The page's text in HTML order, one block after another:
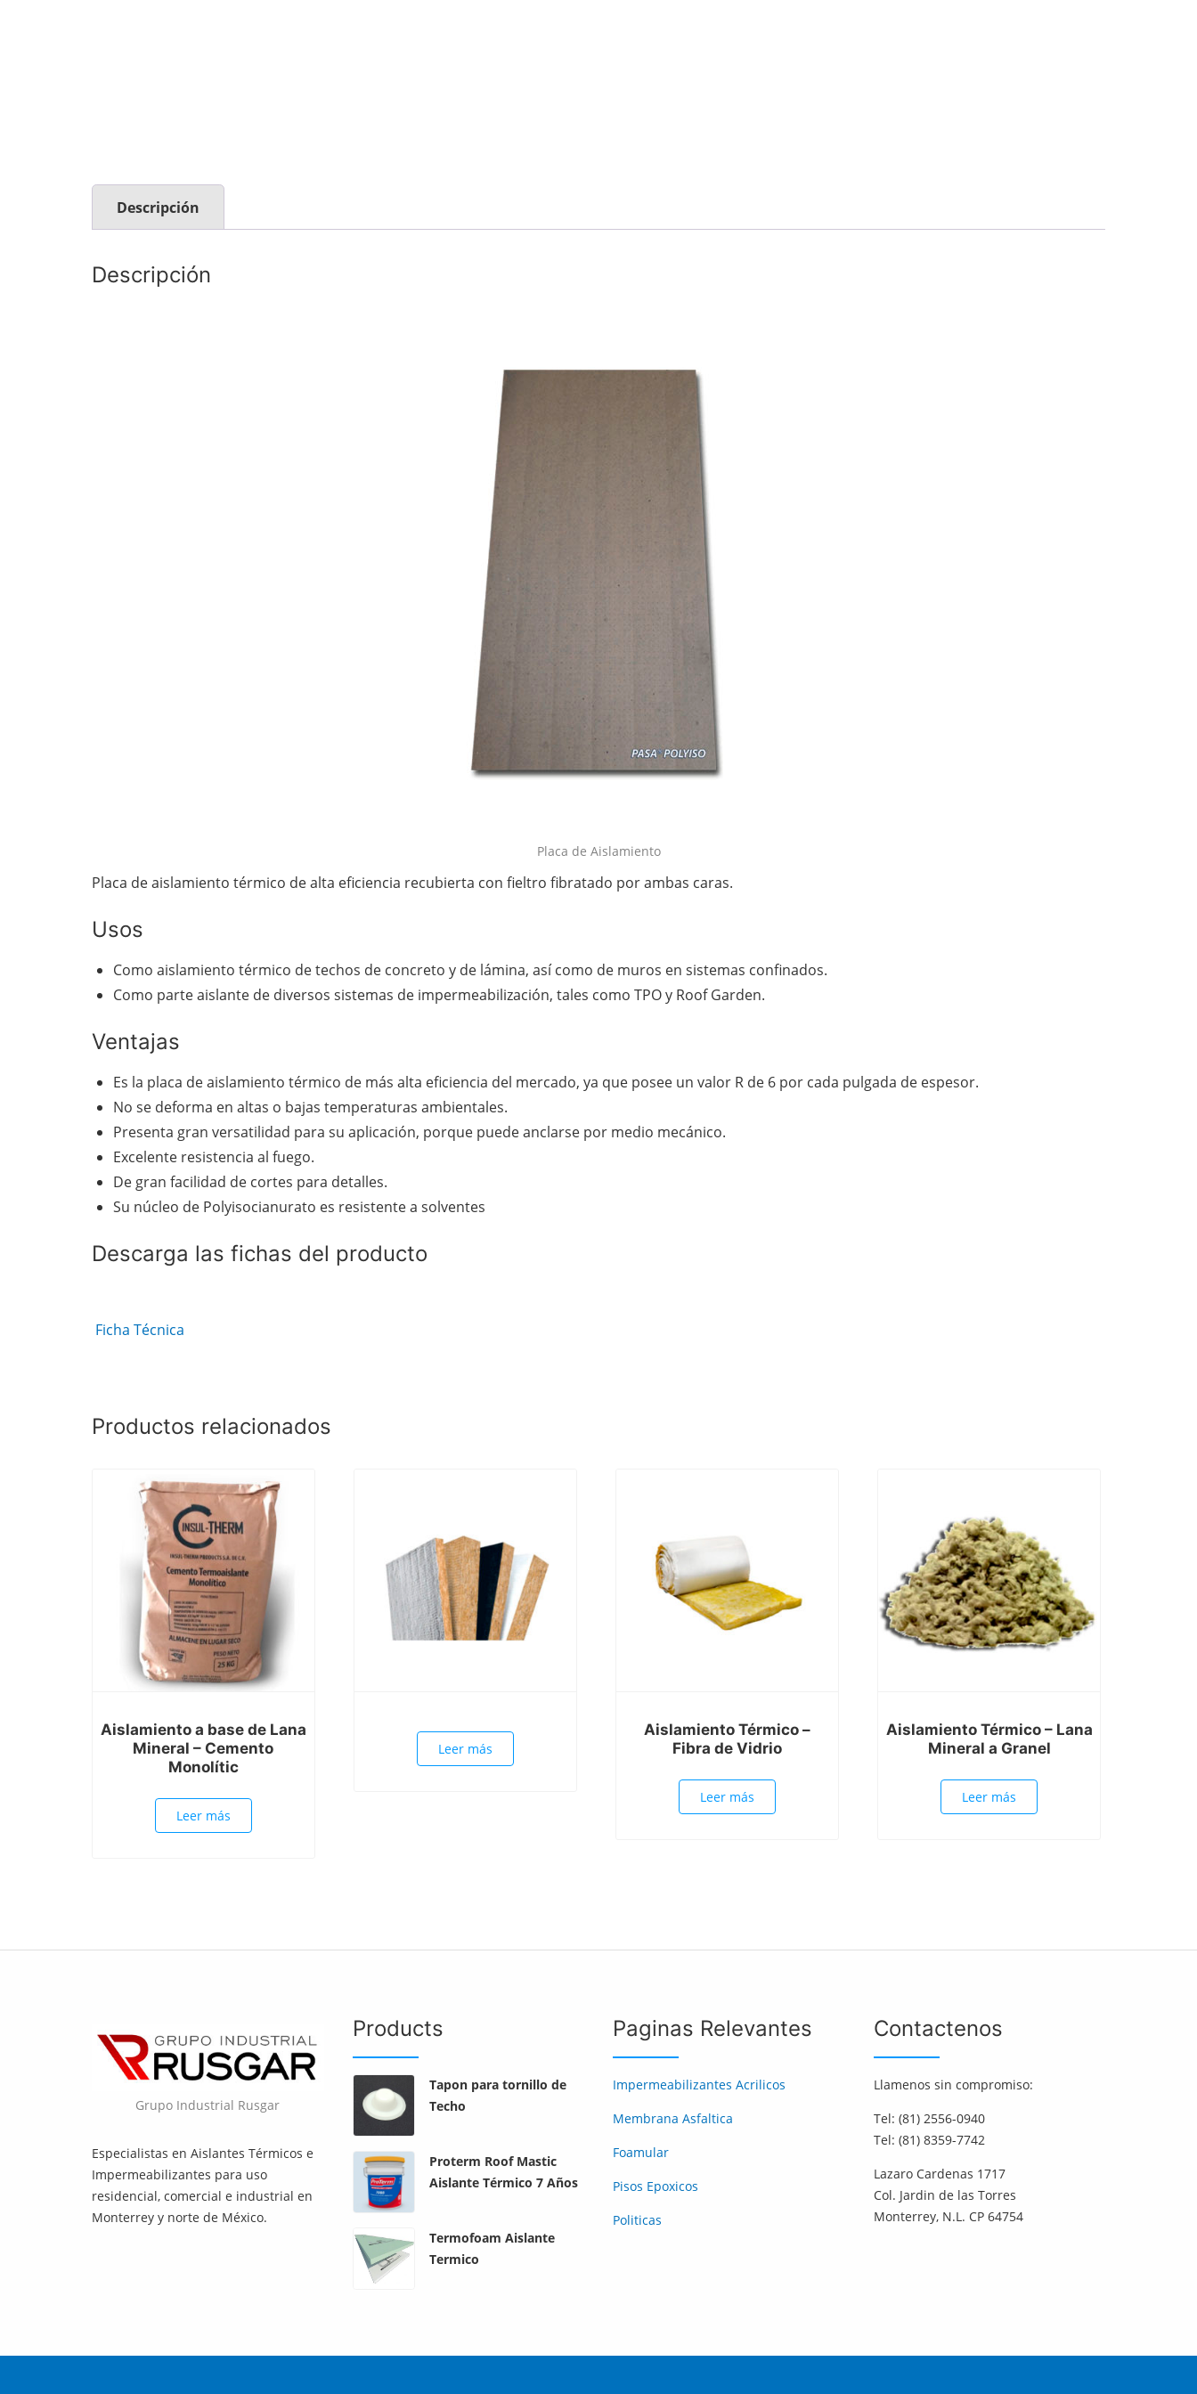
Descripción
Descripción
Placa de Aislamiento
Placa de aislamiento térmico de alta eficiencia recubierta con fieltro fibratado por ambas caras.
Usos
Como aislamiento térmico de techos de concreto y de lámina, así como de muros en sistemas confinados.
Como parte aislante de diversos sistemas de impermeabilización, tales como TPO y Roof Garden.
Ventajas
Es la placa de aislamiento térmico de más alta eficiencia del mercado, ya que posee un valor R de 6 por cada pulgada de espesor.
No se deforma en altas o bajas temperaturas ambientales.
Presenta gran versatilidad para su aplicación, porque puede anclarse por medio mecánico.
Excelente resistencia al fuego.
De gran facilidad de cortes para detalles.
Su núcleo de Polyisocianurato es resistente a solventes
Descarga las fichas del producto
Ficha Técnica
Productos relacionados
Aislamiento a base de Lana
Mineral – Cemento
Monolític
Leer más
Leer más
Aislamiento Térmico –
Fibra de Vidrio
Leer más
Aislamiento Térmico – Lana
Mineral a Granel
Leer más
Grupo Industrial Rusgar
Especialistas en Aislantes Térmicos e
Impermeabilizantes para uso
residencial, comercial e industrial en
Monterrey y norte de México.
Products
Tapon para tornillo de
Techo
Proterm Roof Mastic
Aislante Térmico 7 Años
Termofoam Aislante
Termico
Paginas Relevantes
Impermeabilizantes Acrilicos
Membrana Asfaltica
Foamular
Pisos Epoxicos
Politicas
Contactenos
Llamenos sin compromiso:
Tel: (81) 2556-0940
Tel: (81) 8359-7742
Lazaro Cardenas 1717
Col. Jardin de las Torres
Monterrey, N.L. CP 64754